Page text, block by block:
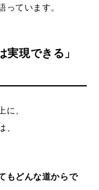
ています。
現できる」
、
もどんな道からで